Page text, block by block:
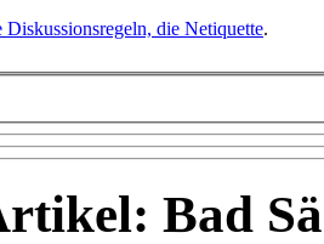
Diskussionsregeln, die Netiquette.
Bad